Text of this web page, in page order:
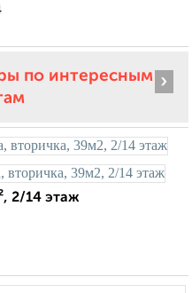
по интересным ›
2/14 этаж